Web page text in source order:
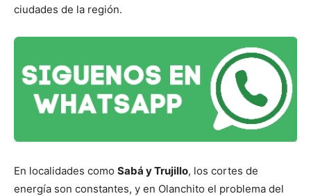
ciudades de la región.
En localidades como Sabá y Trujillo, los cortes de
energía son constantes, y en Olanchito el problema del